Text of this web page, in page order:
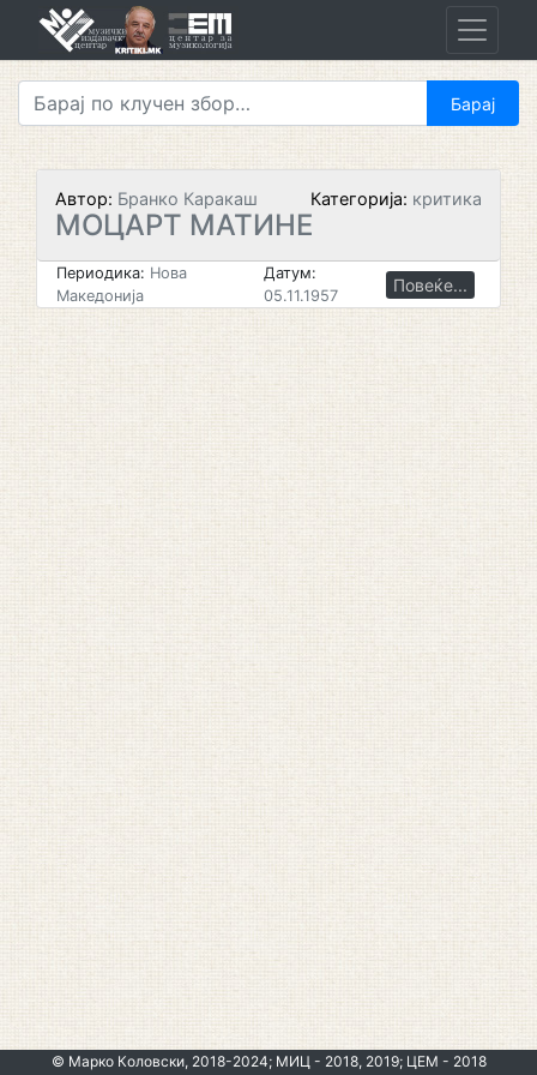
Автор: Бранко Каракаш Категорија: критика
МОЦАРТ МАТИНЕ
Периодика: Нова
Македонија
Датум:
05.11.1957
Повеќе...
© Марко Коловски, 2018-2024; МИЦ - 2018, 2019; ЦЕМ - 2018